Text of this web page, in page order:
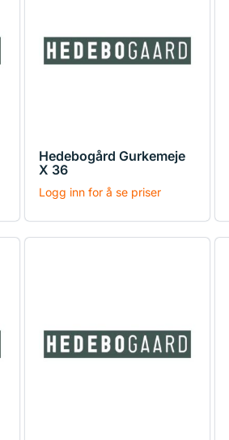
Hedebogård Gurkemeje
X 36
Logg inn for å se priser